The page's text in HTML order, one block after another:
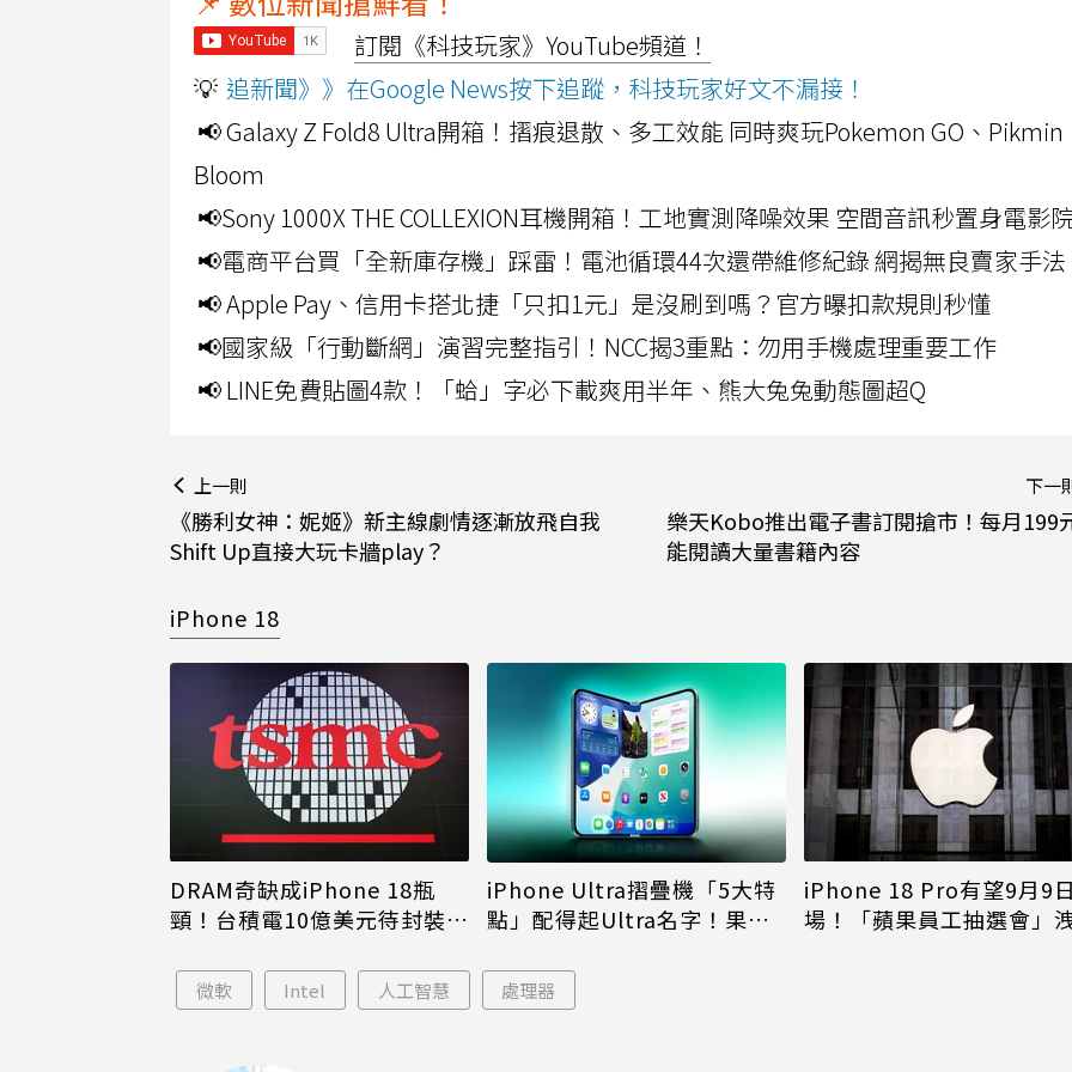
訂閱《科技玩家》YouTube頻道！
💡 追新聞》》在Google News按下追蹤，科技玩家好文不漏接！
📢 Galaxy Z Fold8 Ultra開箱！摺痕退散、多工效能 同時爽玩Pokemon GO、Pikmin
Bloom
📢Sony 1000X THE COLLEXION耳機開箱！工地實測降噪效果 空間音訊秒置身電影
📢電商平台買「全新庫存機」踩雷！電池循環44次還帶維修紀錄 網揭無良賣家手法
📢 Apple Pay、信用卡搭北捷「只扣1元」是沒刷到嗎？官方曝扣款規則秒懂
📢國家級「行動斷網」演習完整指引！NCC揭3重點：勿用手機處理重要工作
📢 LINE免費貼圖4款！「蛤」字必下載爽用半年、熊大兔兔動態圖超Q
上一則
《勝利女神：妮姬》新主線劇情逐漸放飛自我
Shift Up直接大玩卡牆play？
下一
樂天Kobo推出電子書訂閱搶市！每月199
能閱讀大量書籍內容
iPhone 18
DRAM奇缺成iPhone 18瓶
頸！台積電10億美元待封裝晶
iPhone Ultra摺疊機「5大特
點」配得起Ultra名字！果粉
iPhone 18 Pro有望9月9
場！「蘋果員工抽選會」
微軟 Intel 人工智慧 處理器